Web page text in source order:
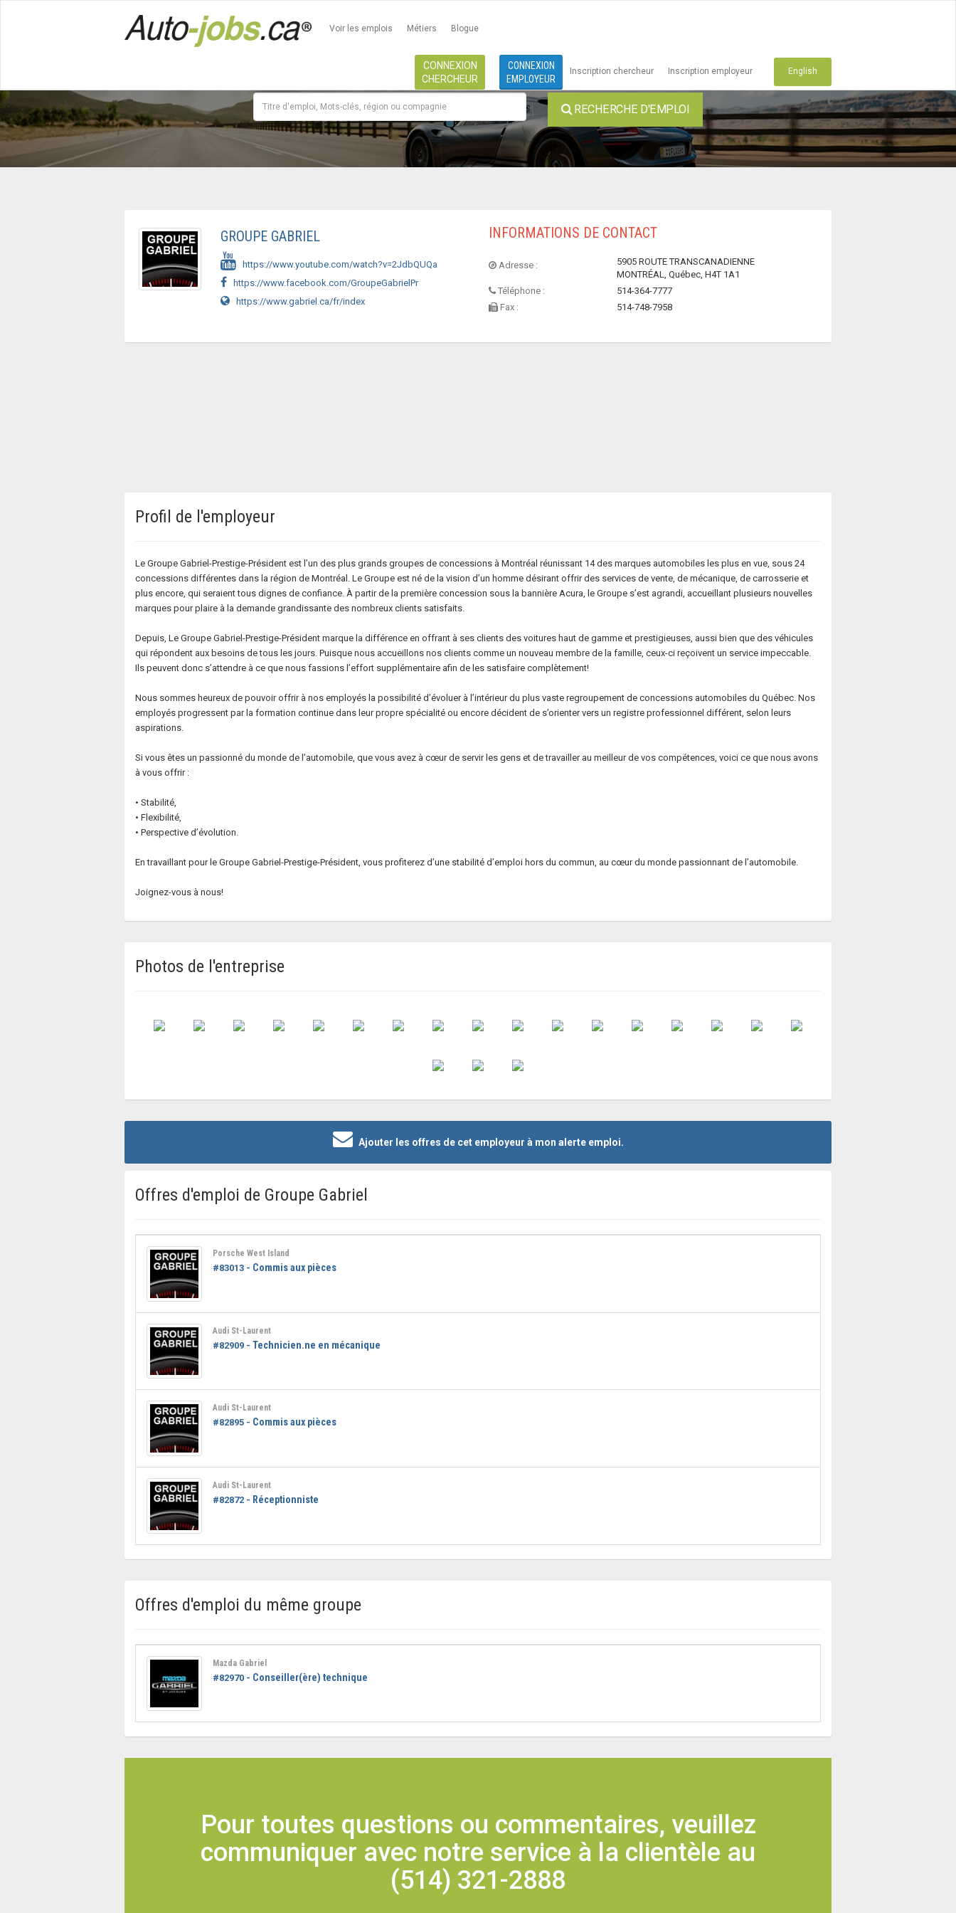
Voir les emplois Métiers Blogue
CONNEXION
CHERCHEUR
CONNEXION
EMPLOYEUR
Inscription chercheur Inscription employeur English
RECHERCHE D'EMPLOI
GROUPE GABRIEL
https://www.youtube.com/watch?v=2JdbQUQa
https://www.facebook.com/GroupeGabrielPr
https://www.gabriel.ca/fr/index
INFORMATIONS DE CONTACT
Adresse :
5905 ROUTE TRANSCANADIENNE
MONTRÉAL, Québec, H4T 1A1
Téléphone :
514-364-7777
Fax :
514-748-7958
Profil de l'employeur
Le Groupe Gabriel-Prestige-Président est l’un des plus grands groupes de concessions à Montréal réunissant 14 des marques automobiles les plus en vue, sous 24
concessions différentes dans la région de Montréal. Le Groupe est né de la vision d’un homme désirant offrir des services de vente, de mécanique, de carrosserie et
plus encore, qui seraient tous dignes de confiance. À partir de la première concession sous la bannière Acura, le Groupe s’est agrandi, accueillant plusieurs nouvelles
marques pour plaire à la demande grandissante des nombreux clients satisfaits.
Depuis, Le Groupe Gabriel-Prestige-Président marque la différence en offrant à ses clients des voitures haut de gamme et prestigieuses, aussi bien que des véhicules
qui répondent aux besoins de tous les jours. Puisque nous accueillons nos clients comme un nouveau membre de la famille, ceux-ci reçoivent un service impeccable.
Ils peuvent donc s’attendre à ce que nous fassions l’effort supplémentaire afin de les satisfaire complètement!
Nous sommes heureux de pouvoir offrir à nos employés la possibilité d’évoluer à l’intérieur du plus vaste regroupement de concessions automobiles du Québec. Nos
employés progressent par la formation continue dans leur propre spécialité ou encore décident de s’orienter vers un registre professionnel différent, selon leurs
aspirations.
Si vous êtes un passionné du monde de l’automobile, que vous avez à cœur de servir les gens et de travailler au meilleur de vos compétences, voici ce que nous avons
à vous offrir :
• Stabilité,
• Flexibilité,
• Perspective d’évolution.
En travaillant pour le Groupe Gabriel-Prestige-Président, vous profiterez d’une stabilité d’emploi hors du commun, au cœur du monde passionnant de l’automobile.
Joignez-vous à nous!
Photos de l'entreprise
Ajouter les offres de cet employeur à mon alerte emploi.
Offres d'emploi de Groupe Gabriel
Porsche West Island
#83013 - Commis aux pièces
Audi St-Laurent
#82909 - Technicien.ne en mécanique
Audi St-Laurent
#82895 - Commis aux pièces
Audi St-Laurent
#82872 - Réceptionniste
Offres d'emploi du même groupe
Mazda Gabriel
#82970 - Conseiller(ère) technique
Pour toutes questions ou commentaires, veuillez
communiquer avec notre service à la clientèle au
(514) 321-2888